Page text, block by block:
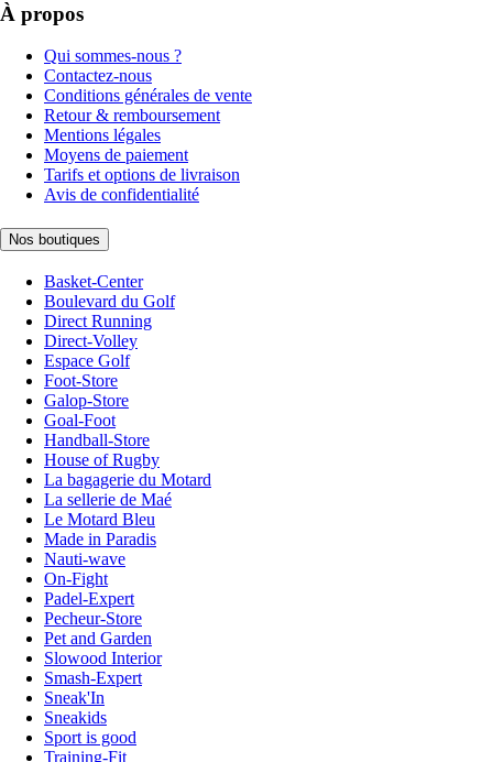
À propos
Qui sommes-nous ?
Contactez-nous
Conditions générales de vente
Retour & remboursement
Mentions légales
Moyens de paiement
Tarifs et options de livraison
Avis de confidentialité
Nos boutiques
Basket-Center
Boulevard du Golf
Direct Running
Direct-Volley
Espace Golf
Foot-Store
Galop-Store
Goal-Foot
Handball-Store
House of Rugby
La bagagerie du Motard
La sellerie de Maé
Le Motard Bleu
Made in Paradis
Nauti-wave
On-Fight
Padel-Expert
Pecheur-Store
Pet and Garden
Slowood Interior
Smash-Expert
Sneak'In
Sneakids
Sport is good
Training-Fit